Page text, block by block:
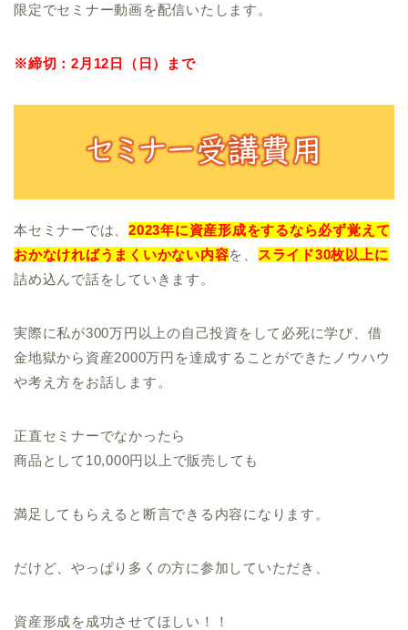
限定でセミナー動画を配信いたします。
※締切：2月12日（日）まで
本セミナーでは、2023年に資産形成をするなら必ず覚えて
おかなければうまくいかない内容を、
スライド30枚以上に
詰め込んで話をしていきます。
実際に私が300万円以上の自己投資をして必死に学び、借
金地獄から資産2000万円を達成することができたノウハウ
や考え方をお話します。
正直セミナーでなかったら
商品として10,000円以上で販売しても
満足してもらえると断言できる内容になります。
だけど、やっぱり多くの方に参加していただき、
資産形成を成功させてほしい！！